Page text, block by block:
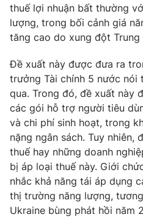
Góc doanh nghiệp
Truyền hình
Phim VTV
Hậu trường
Nhân vật
Khán giả
Giải sao mai
Giải trí
Điện ảnh
Âm nhạc
Sao
Đời sống
Du lịch
Làm đẹp
Chất lượng cuộc sống
Giáo dục
Tuyển sinh
Học trực tuyến
Công nghệ
Hitech Công nghệ tương lai
Sản phẩm
Giao lưu trực tuyến
thuế lợi nhuận bất thường
lượng, trong bối cảnh giá
tăng cao do xung đột Trung
Đề xuất này được đưa ra
trưởng Tài chính 5 nước nói
qua. Trong đó, đề xuất này
các gói hỗ trợ người tiêu
và chi phí sinh hoạt, trong
nặng ngân sách. Tuy nhiên,
thuế hay những doanh
bị áp loại thuế này. Giới
nhắc khả năng tái áp dụng
thị trường năng lượng,
Ukraine bùng phát hồi năm